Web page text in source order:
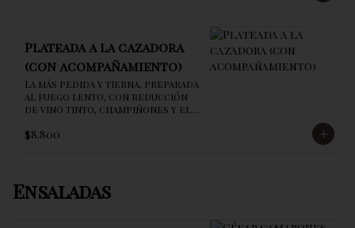
Plateada a la cazadora
(con acompañamiento)
La más pedida y tierna, preparada
al fuego lento, con reducción
de vino tinto, champiñones y el
$8.800
Ensaladas